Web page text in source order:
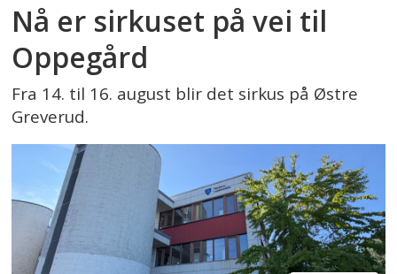
Nå er sirkuset på vei til
Oppegård
Fra 14. til 16. august blir det sirkus på Østre
Greverud.